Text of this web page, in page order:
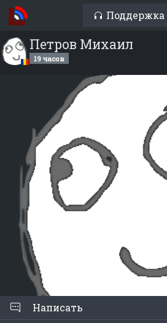
Поддержка
Петров Михаил
19 часов
Написать